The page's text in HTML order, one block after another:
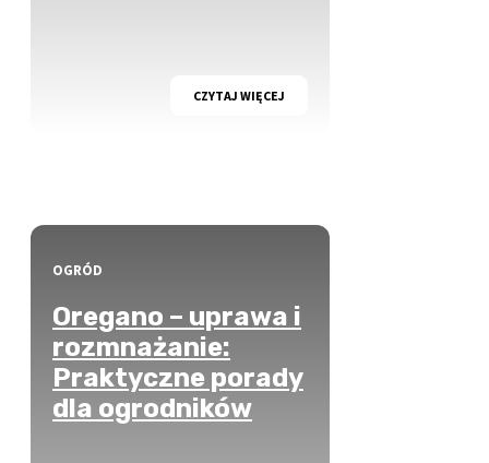
CZYTAJ WIĘCEJ
OGRÓD
Oregano – uprawa i
rozmnażanie:
Praktyczne porady
dla ogrodników